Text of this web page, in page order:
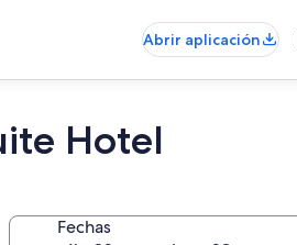
Abrir aplicación
Hotel
Fechas